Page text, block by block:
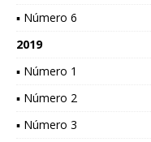
▪ Número 6
2019
▪ Número 1
▪ Número 2
▪ Número 3